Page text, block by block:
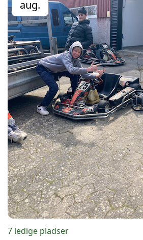
aug.
7 ledige pladser